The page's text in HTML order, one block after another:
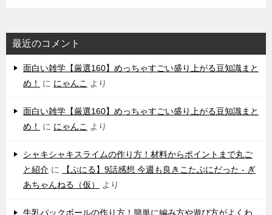
最近のコメント
‌面白い雑学【厳選160】めっちゃすごい盛り上がる豆知識まと
め！
に にゃんこ より
‌面白い雑学【厳選160】めっちゃすごい盛り上がる豆知識まと
め！
に にゃんこ より
シャキシャキスライムの作り方！材料からポイントまで丸ご
と紹介 に
【ぷにる】9話感想 今週も良きこたぷにだった - ぎ
あちゃんねる（仮）
より
牛乳パックボールの作り方！簡単に編み方や遊び方がよくわ